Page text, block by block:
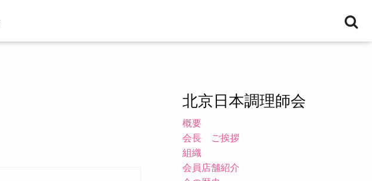
北京日本調理師会
概要
会長 ご挨拶
組織
会員店舗紹介